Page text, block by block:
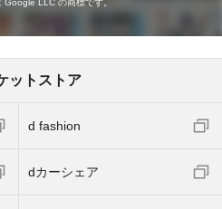
LLC の商標です。
ットストア
d fashion
dカーシェア